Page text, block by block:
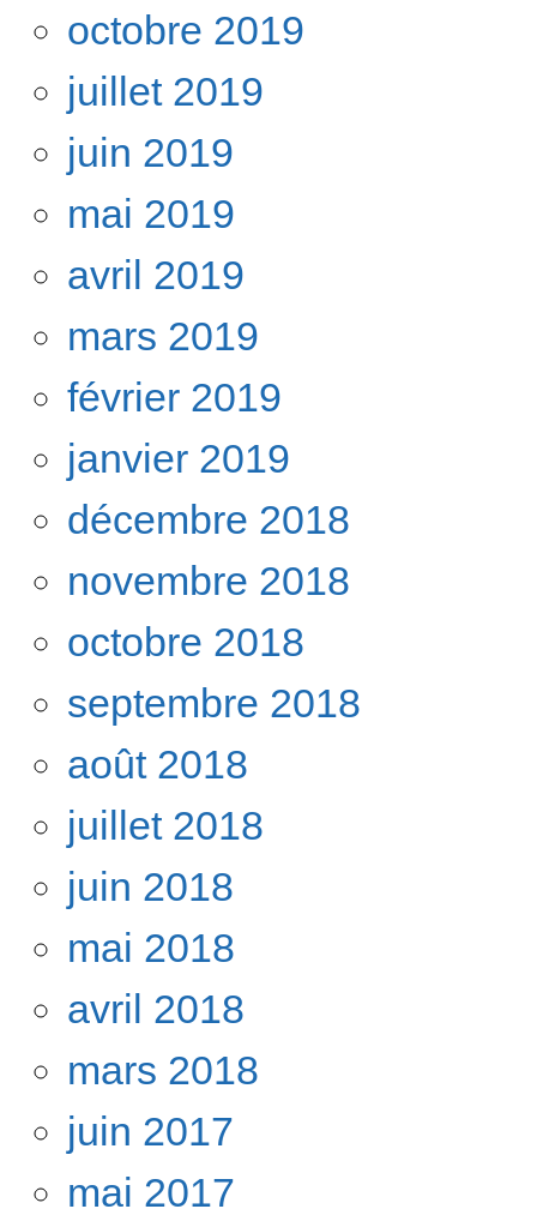
octobre 2019
juillet 2019
juin 2019
mai 2019
avril 2019
mars 2019
février 2019
janvier 2019
décembre 2018
novembre 2018
octobre 2018
septembre 2018
août 2018
juillet 2018
juin 2018
mai 2018
avril 2018
mars 2018
juin 2017
mai 2017